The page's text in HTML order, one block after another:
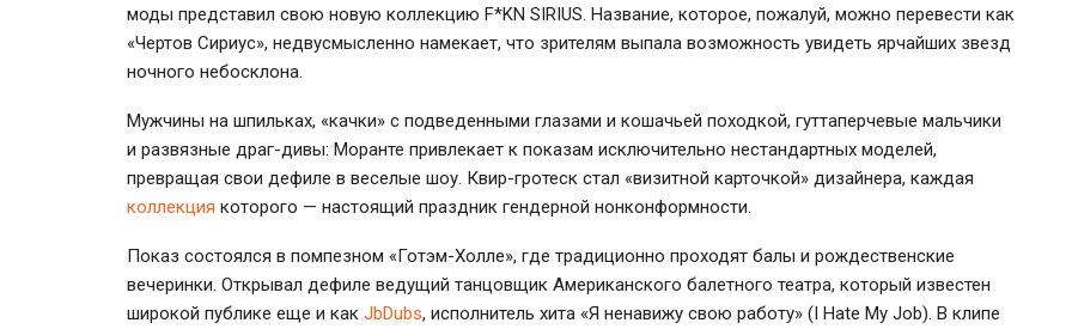
моды представил свою новую коллекцию F*KN SIRIUS. Название, которое, пожалуй, можно перевести как
«Чертов Сириус», недвусмысленно намекает, что зрителям выпала возможность увидеть ярчайших звезд
ночного небосклона.
Мужчины на шпильках, «качки» с подведенными глазами и кошачьей походкой, гуттаперчевые мальчики
и развязные драг-дивы: Моранте привлекает к показам исключительно нестандартных моделей,
превращая свои дефиле в веселые шоу. Квир-гротеск стал «визитной карточкой» дизайнера, каждая
коллекция которого — настоящий праздник гендерной нонконформности.
Показ состоялся в помпезном «Готэм-Холле», где традиционно проходят балы и рождественские
вечеринки. Открывал дефиле ведущий танцовщик Американского балетного театра, который известен
широкой публике еще и как JbDubs, исполнитель хита «Я ненавижу свою работу» (I Hate My Job). В клипе